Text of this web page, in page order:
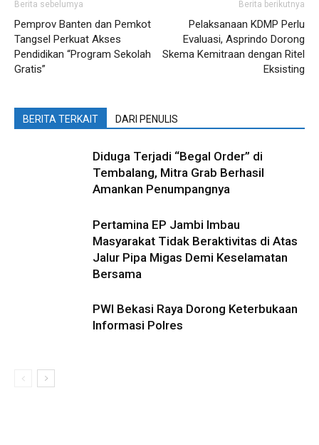
Berita sebelumya
Pemprov Banten dan Pemkot
Tangsel Perkuat Akses
Pendidikan “Program Sekolah
Gratis”
Berita berikutnya
Pelaksanaan KDMP Perlu
Evaluasi, Asprindo Dorong
Skema Kemitraan dengan Ritel
Eksisting
BERITA TERKAIT DARI PENULIS
Diduga Terjadi “Begal Order” di
Tembalang, Mitra Grab Berhasil
Amankan Penumpangnya
Pertamina EP Jambi Imbau
Masyarakat Tidak Beraktivitas di Atas
Jalur Pipa Migas Demi Keselamatan
Bersama
PWI Bekasi Raya Dorong Keterbukaan
Informasi Polres